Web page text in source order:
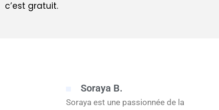
c’est gratuit.
Soraya B.
Soraya est une passionnée de la